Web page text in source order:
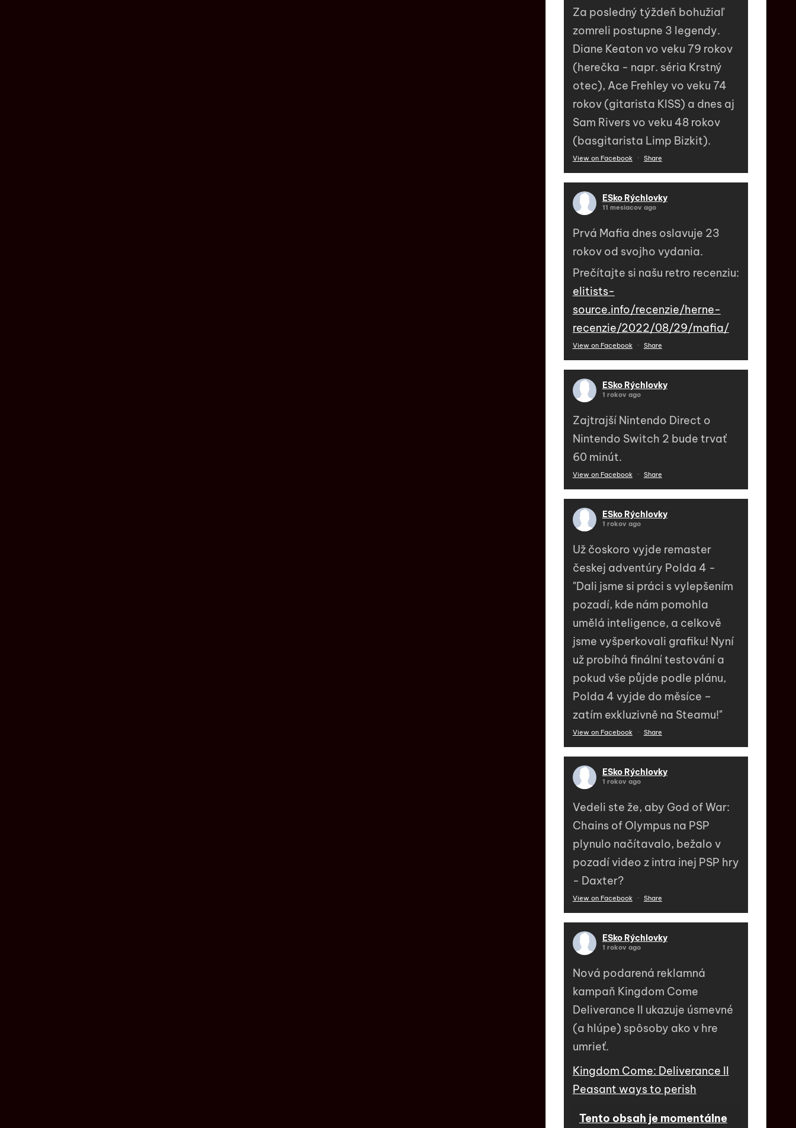
Za posledný týždeň bohužiaľ
zomreli postupne 3 legendy.
Diane Keaton vo veku 79 rokov
(herečka - napr. séria Krstný
otec), Ace Frehley vo veku 74
rokov (gitarista KISS) a dnes aj
Sam Rivers vo veku 48 rokov
(basgitarista Limp Bizkit).
View on Facebook · Share
ESko Rýchlovky
11 mesiacov ago
Prvá Mafia dnes oslavuje 23
rokov od svojho vydania.
Prečítajte si našu retro recenziu:
elitists-
source.info/recenzie/herne-
recenzie/2022/08/29/mafia/
View on Facebook · Share
ESko Rýchlovky
1 rokov ago
Zajtrajší Nintendo Direct o
Nintendo Switch 2 bude trvať
60 minút.
View on Facebook · Share
ESko Rýchlovky
1 rokov ago
Už čoskoro vyjde remaster
českej adventúry Polda 4 -
"Dali jsme si práci s vylepšením
pozadí, kde nám pomohla
umělá inteligence, a celkově
jsme vyšperkovali grafiku! Nyní
už probíhá finální testování a
pokud vše půjde podle plánu,
Polda 4 vyjde do měsíce –
zatím exkluzivně na Steamu!"
View on Facebook · Share
ESko Rýchlovky
1 rokov ago
Vedeli ste že, aby God of War:
Chains of Olympus na PSP
plynulo načítavalo, bežalo v
pozadí video z intra inej PSP hry
- Daxter?
View on Facebook · Share
ESko Rýchlovky
1 rokov ago
Nová podarená reklamná
kampaň Kingdom Come
Deliverance II ukazuje úsmevné
(a hlúpe) spôsoby ako v hre
umrieť.
Kingdom Come: Deliverance II
Peasant ways to perish
Tento obsah je momentálne